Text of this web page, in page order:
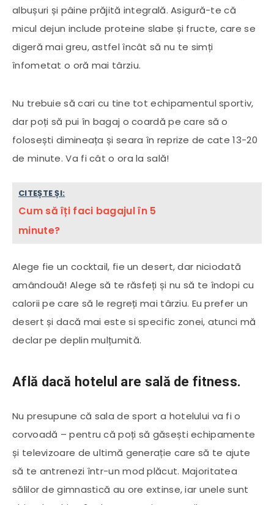
albușuri și pâine prăjită integrală. Asigură-te că
micul dejun include proteine ​​slabe și fructe, care se
digeră mai greu, astfel încât să nu te simți
înfometat o oră mai târziu.
Nu trebuie să cari cu tine tot echipamentul sportiv,
dar poți să pui în bagaj o coardă pe care să o
folosești dimineața și seara în reprize de cate 13-20
de minute. Va fi cât o ora la sală!
CITEȘTE ȘI:
Cum să îți faci bagajul în 5
minute?
Alege fie un cocktail, fie un desert, dar niciodată
amândouă! Alege să te răsfeți și nu să te îndopi cu
calorii pe care să le regreți mai târziu. Eu prefer un
desert și dacă mai este si specific zonei, atunci mă
declar pe deplin mulțumită.
Află dacă hotelul are sală de fitness.
Nu presupune că sala de sport a hotelului va fi o
corvoadă – pentru că poți să găsești echipamente
și televizoare de ultimă generație care să te ajute
să te antrenezi într-un mod plăcut. Majoritatea
sălilor de gimnastică au ore extinse, iar unele sunt